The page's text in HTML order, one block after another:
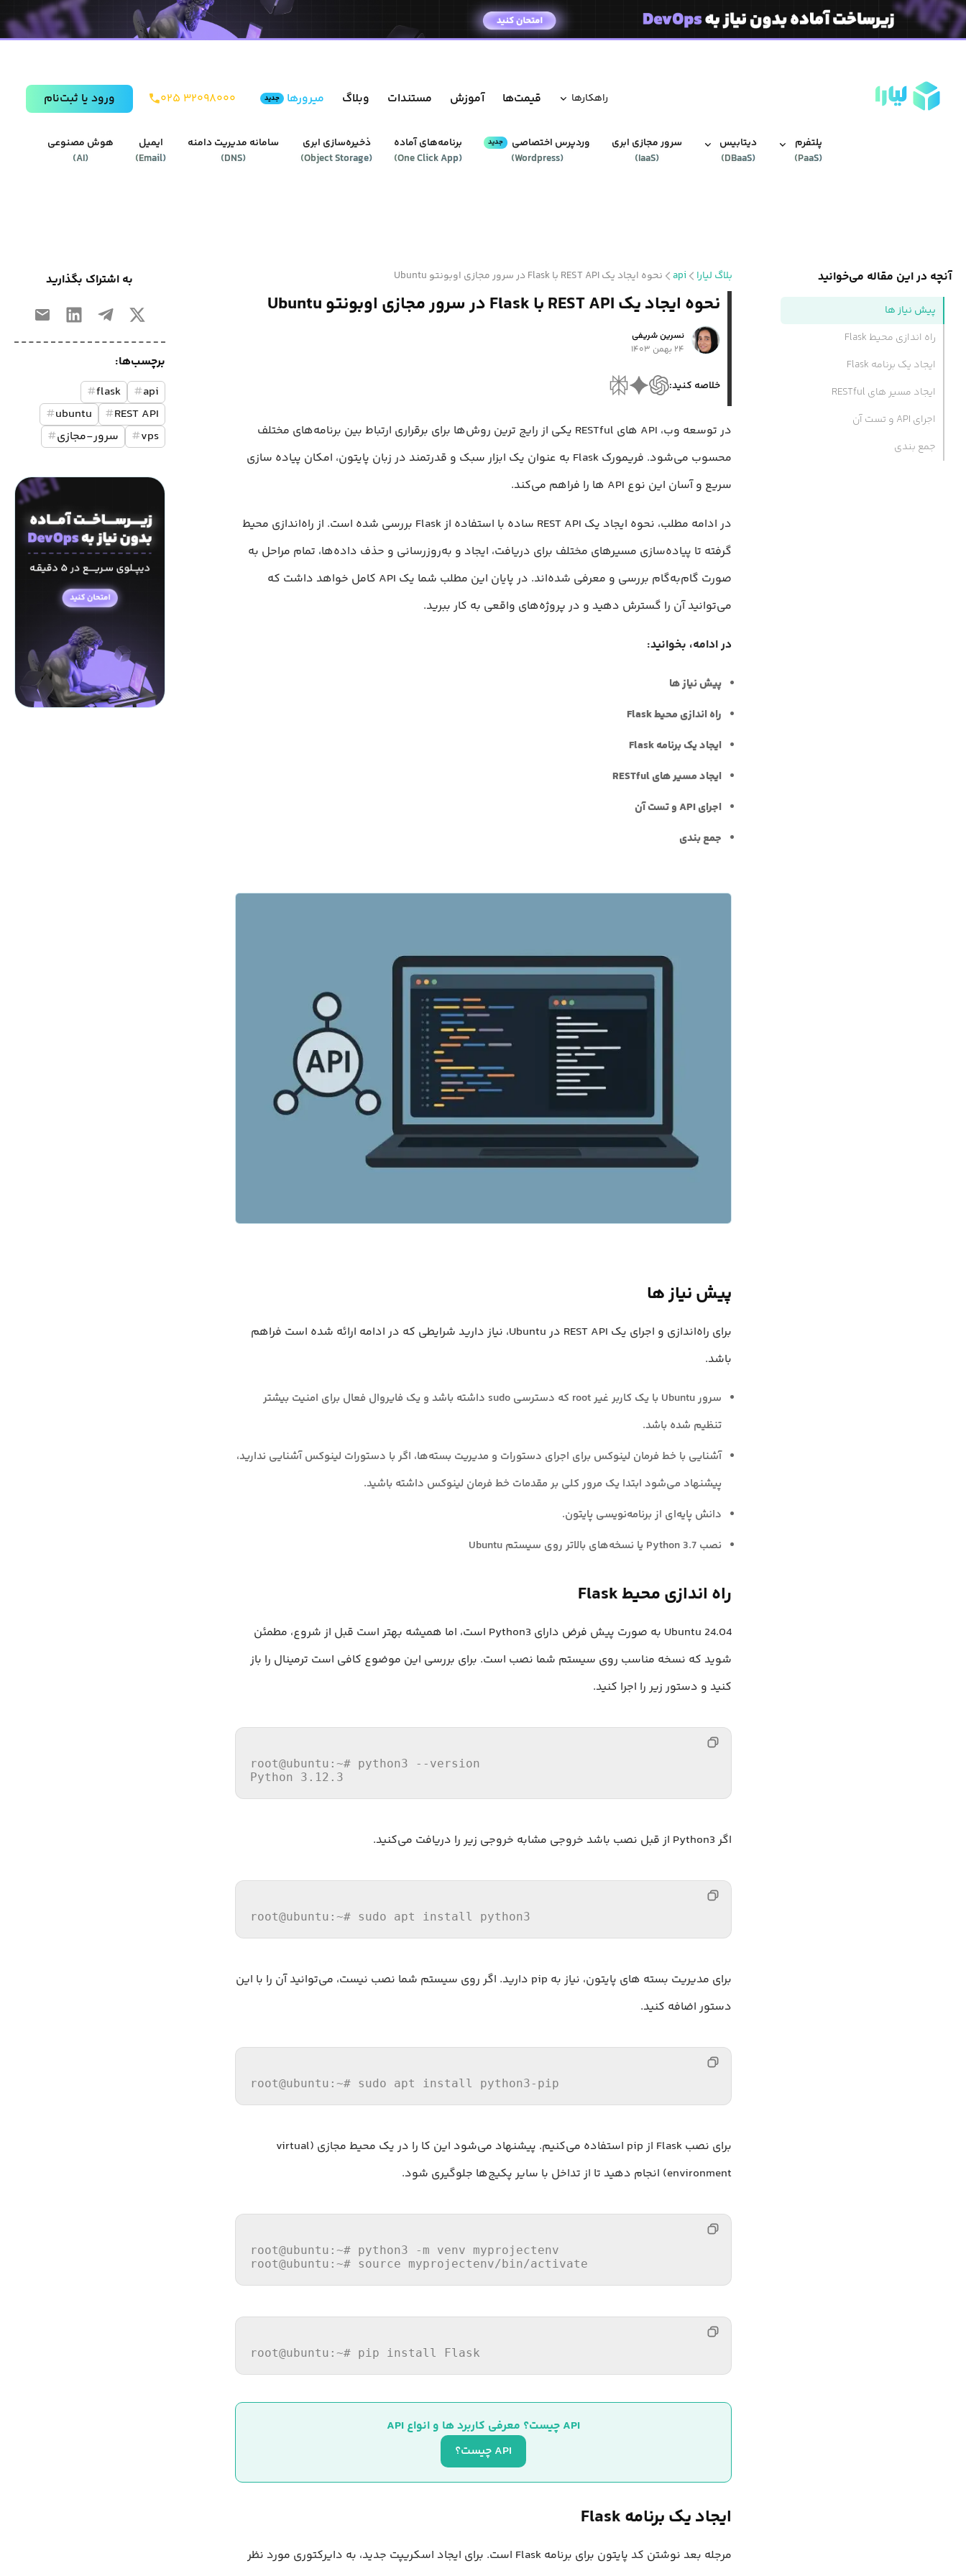
راهکار‌ها قیمت‌ها آموزش مستندات وبلاگ میرورها جدید ۰۲۵ ۳۲۰۹۸۰۰۰ ورود يا ثبت‌نام
هوش مصنوعی
(
AI
)
ایمیل
(
Email
)
سامانه مدیریت دامنه
(
DNS
)
ذخیره‌سازی ابری
(
Object Storage
)
برنامه‌های آماده
(
One Click App
)
وردپرس‌ اختصاصی جدید
(
Wordpress
)
سرور مجازی ابری
(
IaaS
)
دیتابیس‌
(
DBaaS
)
پلتفرم
(
PaaS
)
آنچه در این مقاله می‌خوانید
پیش نیاز ها
راه اندازی محیط Flask
ایجاد یک برنامه Flask
ایجاد مسیر های RESTful
اجرای API و تست آن
جمع بندی
بلاگ لیارا api نحوه ایجاد یک REST API با Flask در سرور مجازی اوبونتو Ubuntu
نحوه ایجاد یک REST API با Flask در سرور مجازی اوبونتو Ubuntu
نسرین شریفی
۲۴ بهمن ۱۴۰۳
خلاصه کنید:
در توسعه وب، API های RESTful یکی از رایج ترین روش‌ها برای برقراری ارتباط بین برنامه‌های مختلف
محسوب می‌شود. فریمورک Flask به عنوان یک ابزار سبک و قدرتمند در زبان پایتون، امکان پیاده سازی
سریع و آسان این نوع API ها را فراهم می‌کند.
در ادامه مطلب، نحوه ایجاد یک REST API ساده با استفاده از Flask بررسی شده است. از راه‌اندازی محیط
گرفته تا پیاده‌سازی مسیرهای مختلف برای دریافت، ایجاد و به‌روزرسانی و حذف داده‌ها، تمام مراحل به
صورت گام‌به‌گام بررسی و معرفی شده‌اند. در پایان این مطلب شما یک API کامل خواهد داشت که
می‌توانید آن را گسترش دهید و در پروژه‌های واقعی به کار ببرید.
در ادامه، بخوانید:
پیش نیاز ها
راه اندازی محیط Flask
ایجاد یک برنامه Flask
ایجاد مسیر های RESTful
اجرای API و تست آن
جمع بندی
پیش نیاز ها
برای راه‌اندازی و اجرای یک REST API در Ubuntu، نیاز دارید شرایطی که در ادامه ارائه شده است فراهم
باشد.
سرور Ubuntu با یک کاربر غیر root که دسترسی sudo داشته باشد و یک فایروال فعال برای امنیت بیشتر
تنظیم شده باشد.
آشنایی با خط فرمان لینوکس برای اجرای دستورات و مدیریت بسته‌ها، اگر با دستورات لینوکس آشنایی ندارید،
پیشنهاد می‌شود ابتدا یک مرور کلی بر مقدمات خط فرمان لینوکس داشته باشید.
دانش پایه‌ای از برنامه‌نویسی پایتون.
نصب Python 3.7 یا نسخه‌های بالاتر روی سیستم Ubuntu
راه اندازی محیط Flask
Ubuntu 24.04 به صورت پیش فرض دارای Python3 است، اما همیشه بهتر است قبل از شروع، مطمئن
شوید که نسخه مناسب روی سیستم شما نصب است. برای بررسی این موضوع کافی است ترمینال را باز
کنید و دستور زیر را اجرا کنید.
root
Python
3 . 12 . 3
اگر Python3 از قبل نصب باشد خروجی مشابه خروجی زیر را دریافت می‌کنید.
root@ubuntu :~# sudo apt install python3
برای مدیریت بسته های پایتون، نیاز به pip دارید. اگر روی سیستم شما نصب نیست، می‌توانید آن را با این
دستور اضافه کنید.
root@ubuntu :~# sudo apt install python3-pip
برای نصب Flask از pip استفاده می‌کنیم. پیشنهاد می‌شود این کا را در یک محیط مجازی (virtual
environment) انجام دهید تا از تداخل با سایر پکیج‌ها جلوگیری شود.
root@ubuntu :~# python3 -m venv myprojectenv
root@ubuntu :~# source myprojectenv/bin/activate
root@ubuntu :~# pip install Flask
API چیست؟ معرفی کاربرد ها و انواع API
API چیست؟
ایجاد یک برنامه Flask
مرجله بعد نوشتن کد پایتون برای برنامه Flask است. برای ایجاد اسکریپت جدید، به دایرکتوری مورد نظر
به اشتراک بگذارید
برچسب‌ها:
api
#
flask
#
REST API
#
ubuntu
#
vps
# سرور-مجازی#